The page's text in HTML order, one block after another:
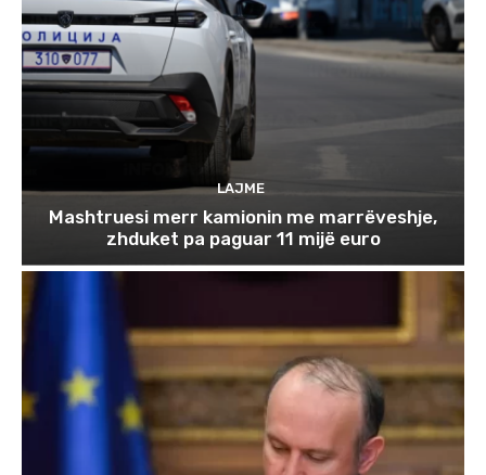
LAJME
Mashtruesi merr kamionin me marrëveshje,
zhduket pa paguar 11 mijë euro